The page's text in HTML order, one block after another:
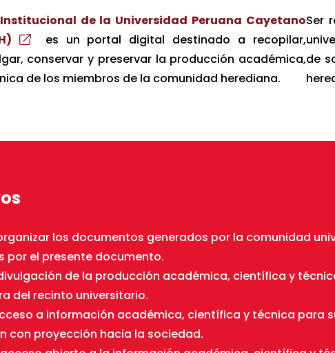
de la Universidad Peruana Cayetano
es un portal digital destinado a recopilar,
conservar y preservar la producción académica,
de los miembros de la comunidad herediana.
Ser
de
los documentos generados por la comunidad
por el presente documento.
de la producción académica, científica y
del recinto universitario.
a información académica, científica y técnica para
con proyección hacia la sociedad.